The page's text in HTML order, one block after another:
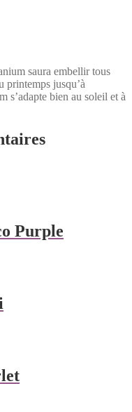
saura embellir tous
printemps jusqu’à
s’adapte bien au soleil et à
Purple